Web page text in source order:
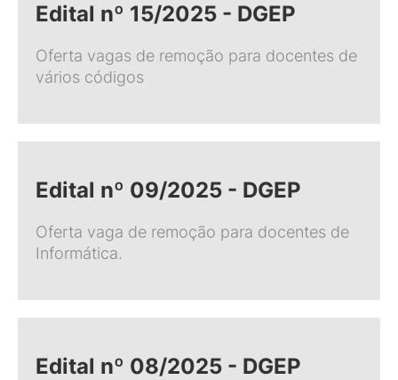
Edital nº 15/2025 - DGEP
Oferta vagas de remoção para docentes de
vários códigos
Edital nº 09/2025 - DGEP
Oferta vaga de remoção para docentes de
Informática.
Edital nº 08/2025 - DGEP